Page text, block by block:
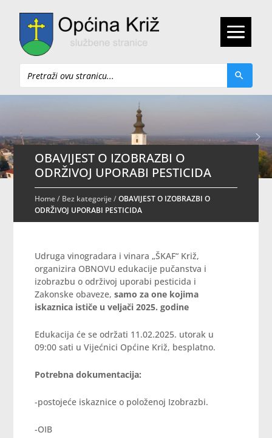
Pretraži
OBAVIJEST O IZOBRAZBI O
ODRŽIVOJ UPORABI PESTICIDA
Home/ Bez kategorije/OBAVIJEST O IZOBRAZBI O
ODRŽIVOJ UPORABI PESTICIDA
Udruga vinogradara i vinara „ŠKAF“ Križ,
organizira OBNOVU edukacije pučanstva i
izobrazbu o održivoj uporabi pesticida i
Zakonske obaveze,samo za one kojima
iskaznica ističe u veljači 2025. godine
Edukacija će se održati 11.02.2025. utorak u
09:00 sati u Vijećnici Općine Križ, besplatno.
Potrebna dokumentacija:
-postojeće iskaznice o položenoj Izobrazbi.
-OIB